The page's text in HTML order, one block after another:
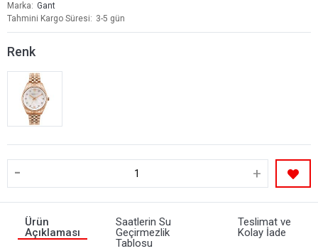
Marka
Gant
Tahmini Kargo Süresi
3-5 gün
Renk
- +
Ürün
Açıklaması
Saatlerin Su
Geçirmezlik
Tablosu
Teslimat ve
Kolay İade